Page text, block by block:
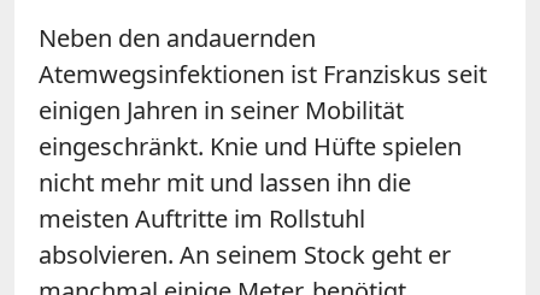
Neben den andauernden
Atemwegsinfektionen ist Franziskus seit
einigen Jahren in seiner Mobilität
eingeschränkt. Knie und Hüfte spielen
nicht mehr mit und lassen ihn die
meisten Auftritte im Rollstuhl
absolvieren. An seinem Stock geht er